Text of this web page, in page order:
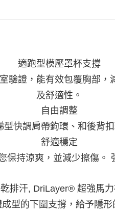
適跑型模壓罩杯支撐
驗證，能有效包覆胸部
及舒適性。
自由調整
快調肩帶鉤環、和後背
舒適穩定
保持涼爽，並減少擦傷。
乾排汗, DriLayer® 超強馬
成型的下圍支撐，給予隱